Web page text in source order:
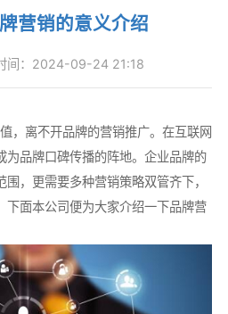
营销的意义介绍
间：2024-09-24 21:18
离不开品牌的营销推广。在互联网
为品牌口碑传播的阵地。企业品牌的
，更需要多种营销策略双管齐下，
下面本公司便为大家介绍一下品牌营